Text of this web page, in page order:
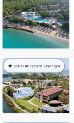
Tatilsitesi.com Öneriyor